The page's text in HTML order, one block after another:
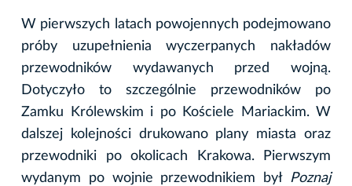
W pierwszych latach powojennych podejmowano
próby uzupełnienia wyczerpanych nakładów
przewodników wydawanych przed wojną.
Dotyczyło to szczególnie przewodników po
Zamku Królewskim i po Kościele Mariackim. W
dalszej kolejności drukowano plany miasta oraz
przewodniki po okolicach Krakowa. Pierwszym
wydanym po wojnie przewodnikiem był
Poznaj